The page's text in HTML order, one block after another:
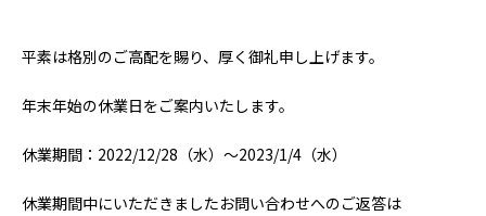
平素は格別のご高配を賜り、厚く御礼申し上げます。
年末年始の休業日をご案内いたします。
休業期間：2022/12/28（水）～2023/1/4（水）
休業期間中にいただきましたお問い合わせへのご返答は